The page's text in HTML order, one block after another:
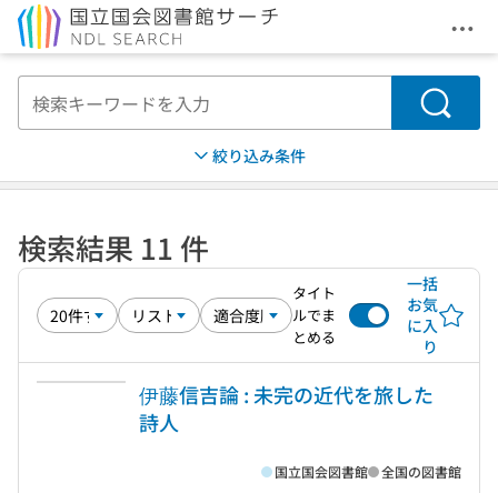
メ
検索
絞り込み条件
検索結果 11 件
タイト
ルでま
とめる
一括
お気
に入
り
伊藤信吉論 : 未完の近代を旅した
詩人
国立国会図書館 全国の図書館